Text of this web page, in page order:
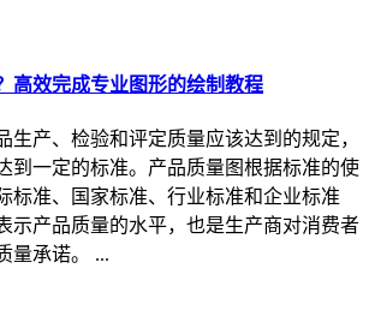
高效完成专业图形的绘制教程
生产、检验和评定质量应该达到的规定，
到一定的标准。产品质量图根据标准的使
标准、国家标准、行业标准和企业标准
示产品质量的水平，也是生产商对消费者
量承诺。 ...